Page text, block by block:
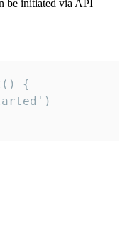
be initiated via API
{